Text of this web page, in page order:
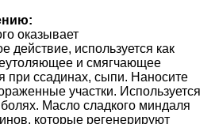
оказывает
действие, используется как
и смягчающее
при ссадинах, сыпи. Наносите
участки. Используется
Масло сладкого миндаля
которые регенерируют